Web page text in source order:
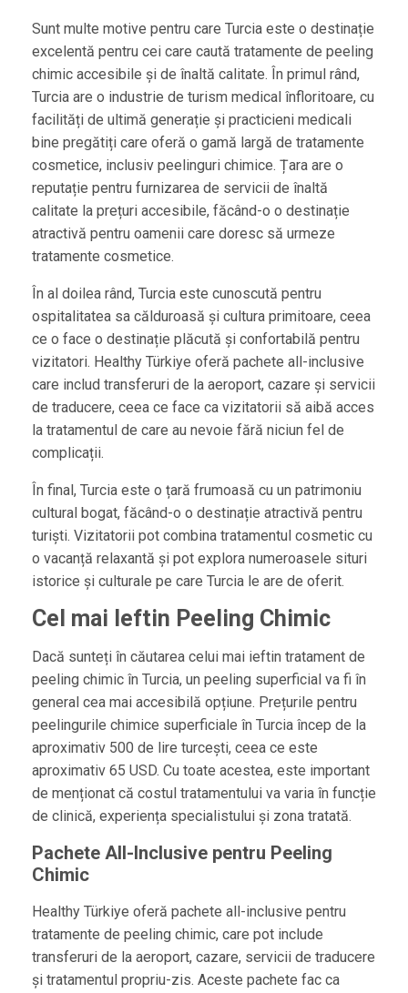
Sunt multe motive pentru care Turcia este o destinație
excelentă pentru cei care caută tratamente de peeling
chimic accesibile și de înaltă calitate. În primul rând,
Turcia are o industrie de turism medical înfloritoare, cu
facilități de ultimă generație și practicieni medicali
bine pregătiți care oferă o gamă largă de tratamente
cosmetice, inclusiv peelinguri chimice. Țara are o
reputație pentru furnizarea de servicii de înaltă
calitate la prețuri accesibile, făcând-o o destinație
atractivă pentru oamenii care doresc să urmeze
tratamente cosmetice.
În al doilea rând, Turcia este cunoscută pentru
ospitalitatea sa călduroasă și cultura primitoare, ceea
ce o face o destinație plăcută și confortabilă pentru
vizitatori. Healthy Türkiye oferă pachete all-inclusive
care includ transferuri de la aeroport, cazare și servicii
de traducere, ceea ce face ca vizitatorii să aibă acces
la tratamentul de care au nevoie fără niciun fel de
complicații.
În final, Turcia este o țară frumoasă cu un patrimoniu
cultural bogat, făcând-o o destinație atractivă pentru
turiști. Vizitatorii pot combina tratamentul cosmetic cu
o vacanță relaxantă și pot explora numeroasele situri
istorice și culturale pe care Turcia le are de oferit.
Cel mai Ieftin Peeling Chimic
Dacă sunteți în căutarea celui mai ieftin tratament de
peeling chimic în Turcia, un peeling superficial va fi în
general cea mai accesibilă opțiune. Prețurile pentru
peelingurile chimice superficiale în Turcia încep de la
aproximativ 500 de lire turcești, ceea ce este
aproximativ 65 USD. Cu toate acestea, este important
de menționat că costul tratamentului va varia în funcție
de clinică, experiența specialistului și zona tratată.
Pachete All-Inclusive pentru Peeling
Chimic
Healthy Türkiye oferă pachete all-inclusive pentru
tratamente de peeling chimic, care pot include
transferuri de la aeroport, cazare, servicii de traducere
și tratamentul propriu-zis. Aceste pachete fac ca